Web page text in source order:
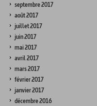
septembre 2017
août 2017
juillet 2017
juin 2017
mai 2017
avril 2017
mars 2017
février 2017
janvier 2017
décembre 2016